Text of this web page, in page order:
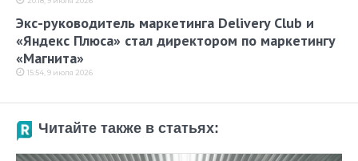
Экс-руководитель маркетинга Delivery Club и
«Яндекс Плюса» cтал директором по маркетингу
«Магнита»
15:54, 9 июля 2026
Читайте также в статьях: